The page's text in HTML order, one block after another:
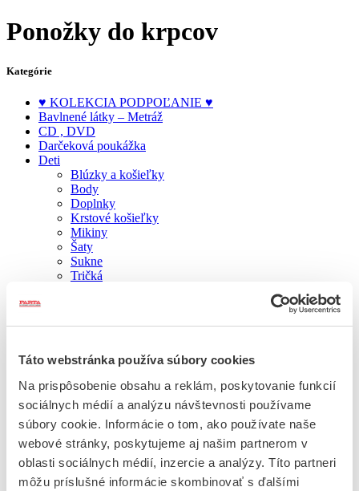
Táto webstránka používa súbory cookies
Na prispôsobenie obsahu a reklám, poskytovanie funkcií
sociálnych médií a analýzu návštevnosti používame
súbory cookie. Informácie o tom, ako používate naše
webové stránky, poskytujeme aj našim partnerom v
oblasti sociálnych médií, inzercie a analýzy. Títo partneri
môžu príslušné informácie skombinovať s ďalšími
Ponožky do krpcov
Kategórie
♥ KOLEKCIA PODPOĽANIE ♥
Bavlnené látky – Metráž
CD , DVD
Darčeková poukážka
Deti
Blúzky a košieľky
Body
Doplnky
Krstové košieľky
Mikiny
Šaty
Sukne
Tričká
Uteráky a utierky
Varechy
Vrecká na pečivo
Doplnky
Drevené kríže
Drevené stolčeky – hokerlíky
Kalendáre , Zošity
Knihy